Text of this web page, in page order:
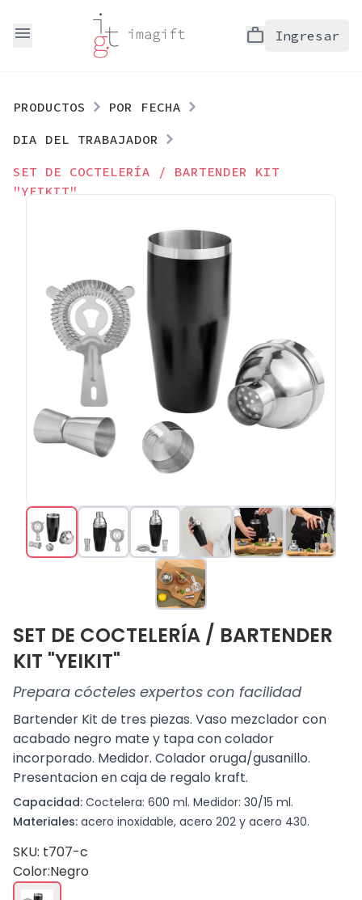
menu work Ingresar
PRODUCTOS
POR FECHA
DIA DEL TRABAJADOR
SET DE COCTELERÍA / BARTENDER KIT
"YEIKIT"
SET DE COCTELERÍA / BARTENDER
KIT "YEIKIT"
Prepara cócteles expertos con facilidad
Bartender Kit de tres piezas. Vaso mezclador con
acabado negro mate y tapa con colador
incorporado. Medidor. Colador oruga/gusanillo.
Presentacion en caja de regalo kraft.
Capacidad: Coctelera: 600 ml. Medidor: 30/15 ml.
Materiales: acero inoxidable, acero 202 y acero 430.
SKU: t707-c
Color:Negro